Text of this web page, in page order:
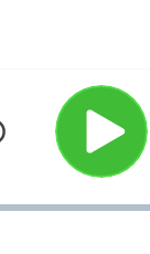
Volg
Instagram
(http://